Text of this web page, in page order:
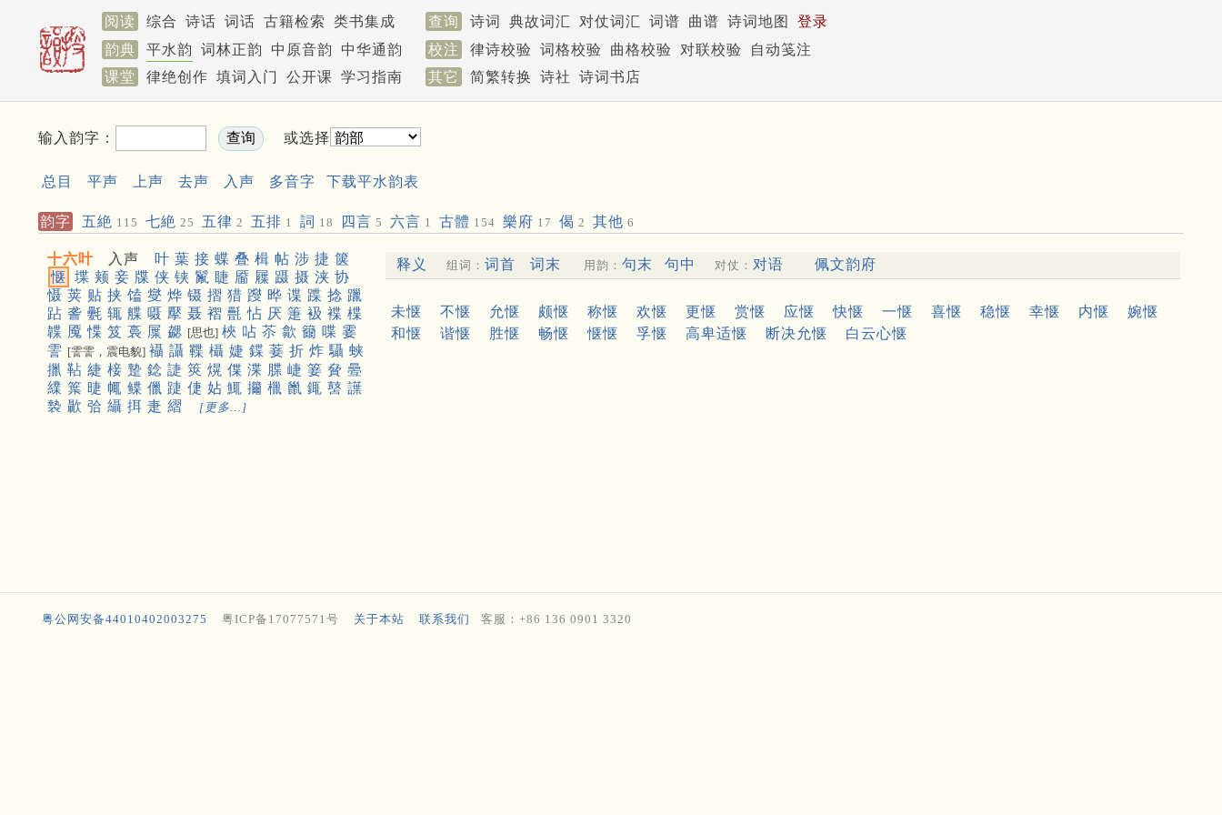
阅读 综合 诗话 词话 古籍检索 类书集成 查询 诗词 典故词汇 对仗词汇 词谱 曲谱 诗词地图
登录
韵典
平水韵 词林正韵 中原音韵 中华通韵 校注 律诗校验 词格校验 曲格校验 对联校验
自动笺注
课堂
律绝创作 填词入门 公开课 学习指南 其它 简繁转换 诗社 诗词书店
输入韵字： 或选择
总目 平声 上声 去声 入声 多音字 下载平水韵表
韵字 五絶 115 七絶 25 五律 2 五排 1 詞 18 四言 5 六言 1 古體 154 樂府 17 偈 2 其他 6
十六叶 入声 叶 葉 接 蝶 叠 楫 帖 涉 捷 箧
惬 堞 颊 妾 牒 侠 铗 鬣 睫 靥 屧 蹑 摄 浃 协
慑 荚 贴 挟 馌 燮 烨 镊 摺 猎 躞 晔 谍 蹀 捻 躐
跕 詟 氎 辄 艓 嗫 擪 聂 褶 㲲 怗 厌 箑 衱 褋 楪
韘 魇 惵 笈 裛 屟 勰 [思也] 梜 呫 苶 歙 籋 喋 霎
霅 [霅霅，震电貌] 襵 讘 鞢 欇 婕 鍱 菨 折 炸 䯀 蛱
擸 䩞 緁 椄 䠟 錜 誱 筴 熀 偞 渫 䐑 崨 䈉 䝱 㬪
䌜 䈎 㫸 㡇 鲽 儠 踕 倢 㚲 鮿 㩶 㯿 巤 銸 䵿 䜓
褺 㱌 㢵 䌰 挕 疌 䌌 [更多…]
释义 组词： 词首 词末 用韵： 句末 句中 对仗： 对语 佩文韵府
未惬 不惬 允惬 颇惬 称惬 欢惬 更惬 赏惬 应惬 快惬 一惬 喜惬 稳惬 幸惬 内惬
婉惬
和惬
谐惬 胜惬 畅惬 惬惬 孚惬 高卑适惬 断决允惬 白云心惬
粤公网安备44010402003275 粤ICP备17077571号 关于本站 联系我们 客服：+86 136 0901 3320